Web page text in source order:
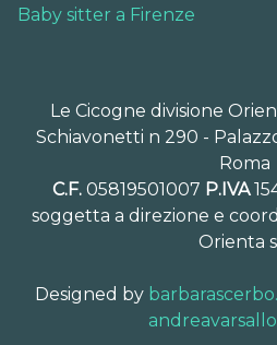
Baby sitter a Firenze
Le Cicogne divisione
Schiavonetti n 290 -
Roma
C.F.05819501007 P.IVA
soggetta a direzione e
Orienta
Designed by